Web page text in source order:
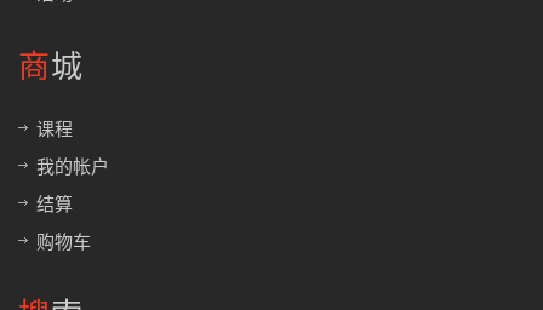
商城
课程
我的帐户
结算
购物车